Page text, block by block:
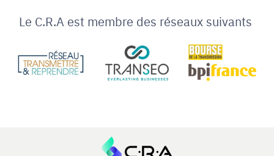
Le C.R.A est membre des réseaux suivants